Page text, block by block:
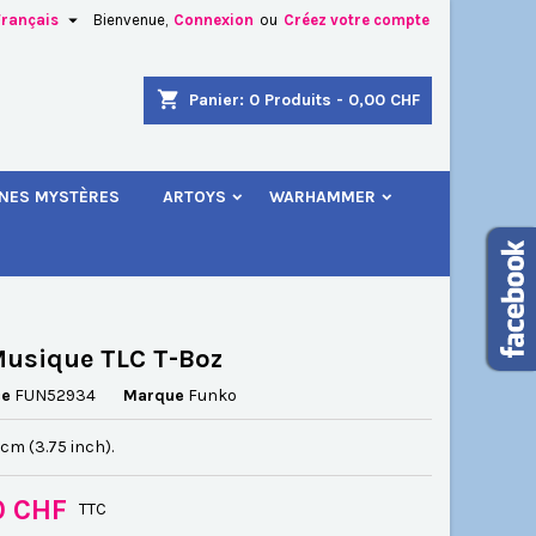
Bienvenue, Connexion ou Créez votre compte

shopping_cart Panier: 0 Produits - 0,00 CHF
MYSTÈRES ARTOYS WARHAMMER
TLC T-Boz
FUN52934 Marque Funko
cm (3.75 inch).
CHF TTC